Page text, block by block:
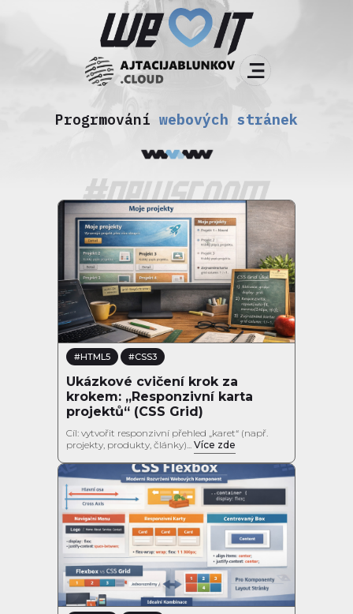
Progrmování webových stránek
#HTML5 #CSS3
Ukázkové cvičení krok za
krokem: „Responzivní karta
projektů“ (CSS Grid)
Cíl: vytvořit responzivní přehled „karet“ (např.
projekty, produkty, články)... Více zde